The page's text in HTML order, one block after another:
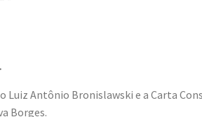
Luiz Antônio Bronislawski e a Carta
Borges.